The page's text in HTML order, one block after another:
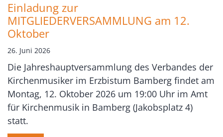
Einladung zur
MITGLIEDERVERSAMMLUNG am 12.
Oktober
26. Juni 2026
Die Jahreshauptversammlung des Verbandes der
Kirchenmusiker im Erzbistum Bamberg findet am
Montag, 12. Oktober 2026 um 19:00 Uhr im Amt
für Kirchenmusik in Bamberg (Jakobsplatz 4)
statt.